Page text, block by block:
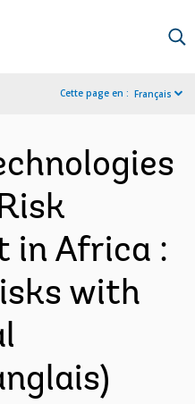
Cette page en : Français
in Africa :
with